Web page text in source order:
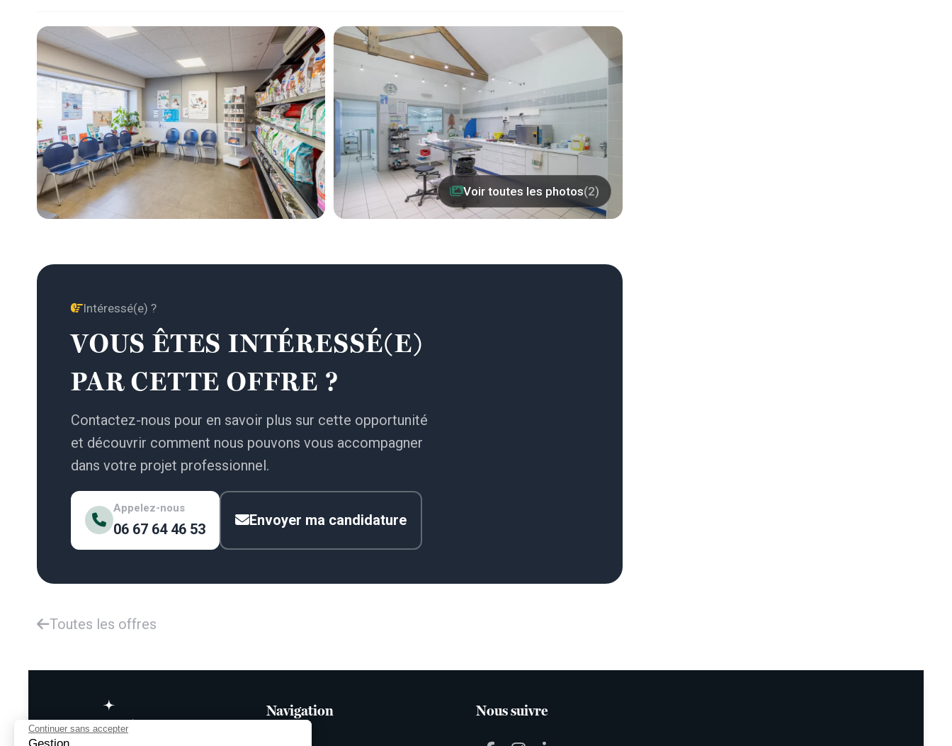
Continuer sans accepter
Gestion
Voir toutes les photos(2)
Intéressé(e) ?
VOUS ÊTES INTÉRESSÉ(E)
PAR CETTE OFFRE ?
Contactez-nous pour en savoir plus sur cette opportunité
et découvrir comment nous pouvons vous accompagner
dans votre projet professionnel.
Appelez-nous
06 67 64 46 53
Envoyer ma candidature
Toutes les offres
Navigation Nous suivre